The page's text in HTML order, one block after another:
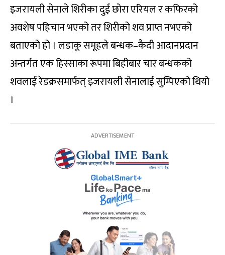
इजरायली सेनाले शिरीका दुई छोरा एरियल र कफिरको
अवशेष पहिचान भएको तर शिरीको शव प्राप्त नभएको
बताएको हो । लडाकू समूहले बन्धक–कैदी आदानप्रदान
अन्तर्गत एक हिस्साका रूपमा बिहीबार चार बन्धकको
शवलाई रेडक्रसमार्फत् इजरायली सेनालाई सुम्पिएको थियो
।